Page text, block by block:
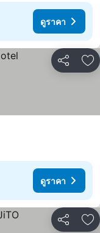
ดูราคา
แชร์ เ
ดูราคา
แชร์ เ